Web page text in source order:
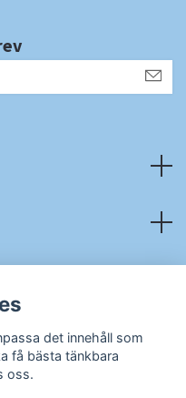
det innehåll som
få bästa tänkbara
oss.